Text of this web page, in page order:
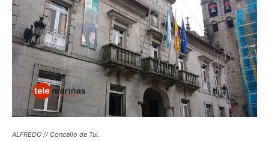
ALFREDO // Concello de Tui.